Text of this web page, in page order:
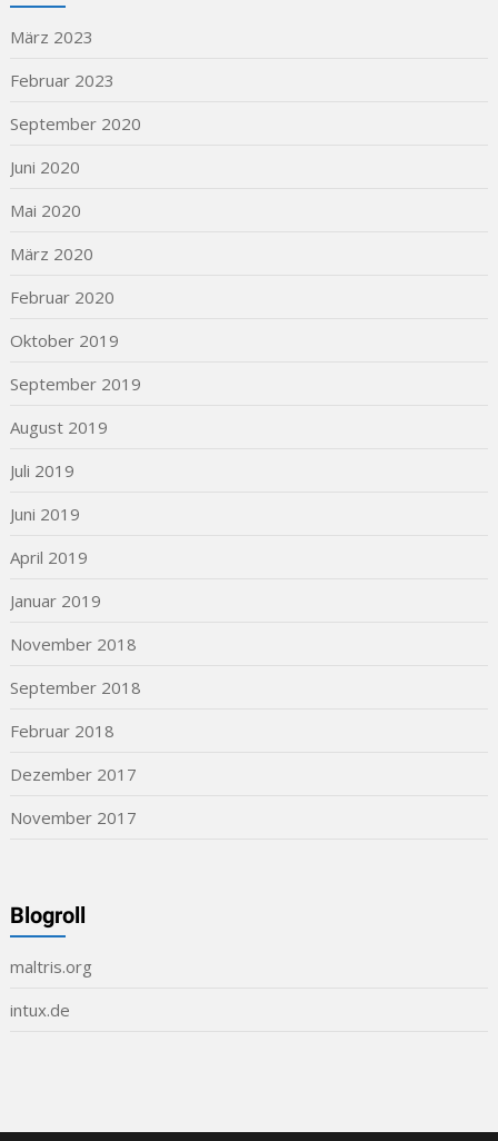
März 2023
Februar 2023
September 2020
Juni 2020
Mai 2020
März 2020
Februar 2020
Oktober 2019
September 2019
August 2019
Juli 2019
Juni 2019
April 2019
Januar 2019
November 2018
September 2018
Februar 2018
Dezember 2017
November 2017
Blogroll
maltris.org
intux.de